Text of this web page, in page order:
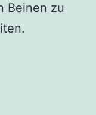
Beinen zu